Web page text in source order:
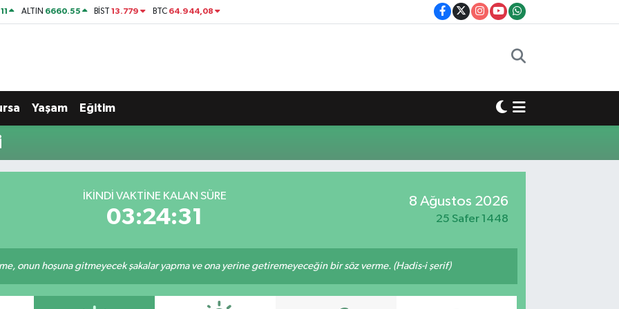
ALTIN 6660.55 BİST13.779 BTC 64.944,08
Yaşam Eğitim
İKINDI VAKTINE KALAN SÜRE
03:24:30
8 Ağustos 2026
25 Safer 1448
onun hoşuna gitmeyecek şakalar yapma ve ona yerine getiremeyeceğin bir söz verme. (Hadis-i şerif)